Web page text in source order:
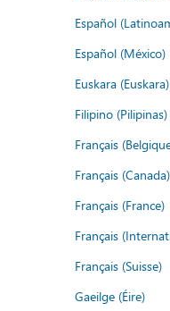
Español
Español (México)
Euskara (Euskara)
Filipino (Pilipinas)
Français
Français (Canada)
Français (France)
Français
Français (Suisse)
Gaeilge (Éire)